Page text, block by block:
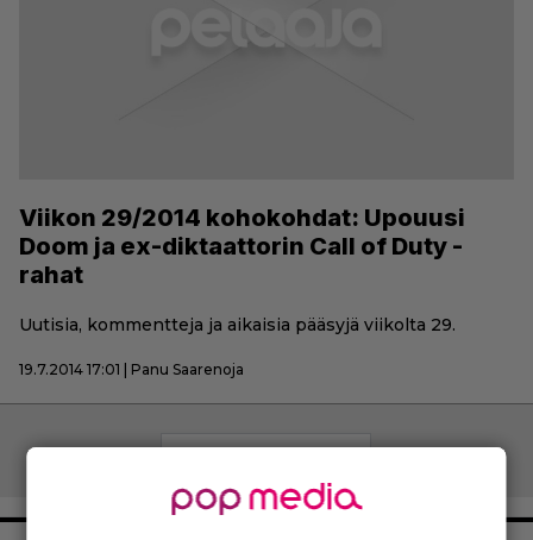
Viikon 29/2014 kohokohdat: Upouusi
Doom ja ex-diktaattorin Call of Duty -
rahat
Uutisia, kommentteja ja aikaisia pääsyjä viikolta 29.
19.7.2014 17:01 | Panu Saarenoja
Artikkelien
Vanhemmat artikkelit